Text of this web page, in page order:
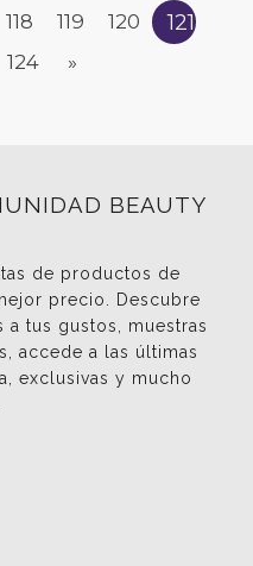
118 119 120 121
124 »
BEAUTY
de productos de
precio. Descubre
tus gustos, muestras
accede a las últimas
exclusivas y mucho